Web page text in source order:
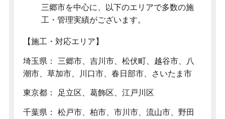
三郷市を中心に、以下のエリアで多数の施
工・管理実績がございます。
【施工・対応エリア】
埼玉県： 三郷市、吉川市、松伏町、越谷市、八
潮市、草加市、川口市、春日部市、さいたま市
東京都： 足立区、葛飾区、江戸川区
千葉県： 松戸市、柏市、市川市、流山市、野田